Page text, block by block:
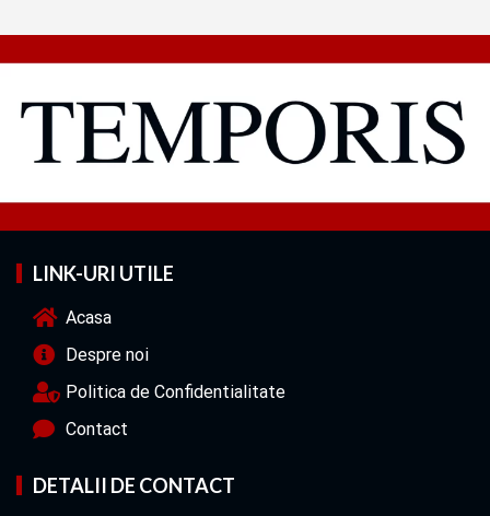
LINK-URI UTILE
Acasa
Despre noi
Politica de Confidentialitate
Contact
DETALII DE CONTACT